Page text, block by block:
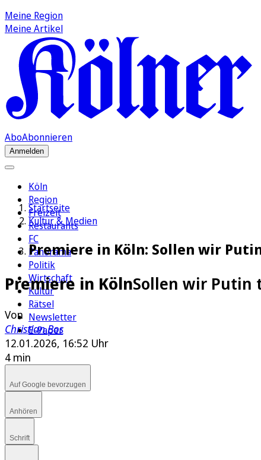
Meine Region
Meine Artikel
AboAbonnieren
Anmelden
Köln
Region
Freizeit
Restaurants
FC
Panorama
Politik
Wirtschaft
Kultur
Rätsel
Newsletter
E-Paper
Startseite
Kultur & Medien
Premiere in Köln: Sollen wir
Premiere in KölnSollen wir Putin
Von
Christian Bos
12.01.2026, 16:52 Uhr
4 min
Auf Google bevorzugen
Anhören
Schrift